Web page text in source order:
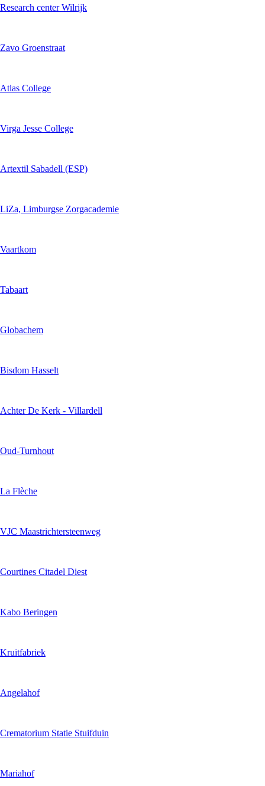
Research center Wilrijk
Zavo Groenstraat
Atlas College
Virga Jesse College
Artextil Sabadell (ESP)
LiZa, Limburgse Zorgacademie
Vaartkom
Tabaart
Globachem
Bisdom Hasselt
Achter De Kerk - Villardell
Oud-Turnhout
La Flèche
VJC Maastrichtersteenweg
Courtines Citadel Diest
Kabo Beringen
Kruitfabriek
Angelahof
Crematorium Statie Stuifduin
Mariahof